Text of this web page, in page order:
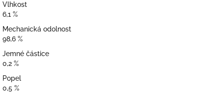
Vlhkost
6,1 %
Mechanická odolnost
98,6 %
Jemné částice
0,2 %
Popel
0,5 %